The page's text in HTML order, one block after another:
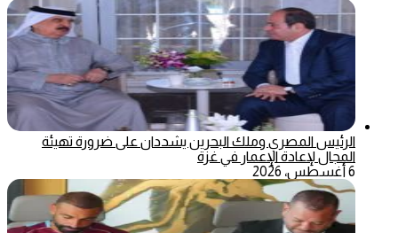
الرئيس المصري وملك البحرين يشددان على ضرورة تهيئة
المجال لإعادة الإعمار في غزة
6 أغسطس، 2026